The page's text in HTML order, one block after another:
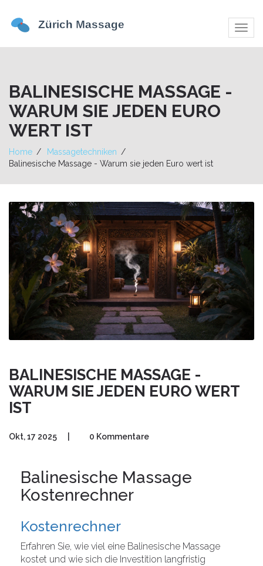
BALINESISCHE MASSAGE -
WARUM SIE JEDEN EURO
WERT IST
Home
Massagetechniken
Balinesische Massage - Warum sie jeden Euro wert ist
BALINESISCHE MASSAGE -
WARUM SIE JEDEN EURO WERT
IST
Okt, 17 2025 0 Kommentare
Balinesische Massage
Kostenrechner
Kostenrechner
Erfahren Sie, wie viel eine Balinesische Massage
kostet und wie sich die Investition langfristig